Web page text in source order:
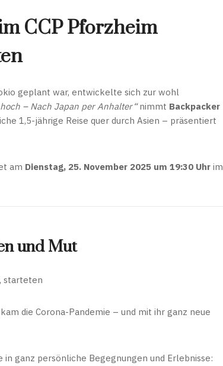
CCP Pforzheim
geplant war, entwickelte sich zur wohl
– Nach Japan per Anhalter“nimmt Backpacker
1,5-jährige Reise quer durch Asien – präsentiert
am Dienstag, 25. November 2025 um 19:30 Uhr im
und Mut
starteten
die Corona-Pandemie – und mit ihr ganz neue
in ganz persönliche Begegnungen und Erlebnisse: